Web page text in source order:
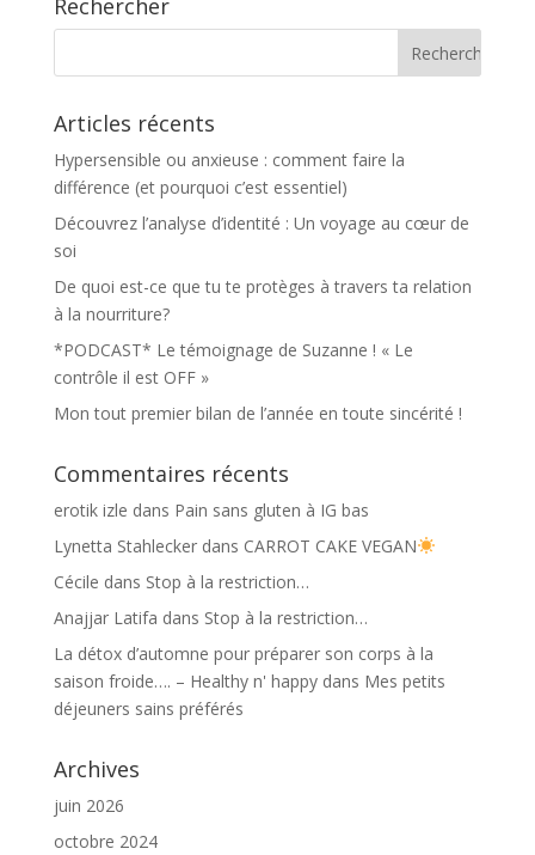
Rechercher
Articles récents
Hypersensible ou anxieuse : comment faire la
différence (et pourquoi c’est essentiel)
Découvrez l’analyse d’identité : Un voyage au cœur de
soi
De quoi est-ce que tu te protèges à travers ta relation
à la nourriture?
*PODCAST* Le témoignage de Suzanne ! « Le
contrôle il est OFF »
Mon tout premier bilan de l’année en toute sincérité !
Commentaires récents
erotik izle dans Pain sans gluten à IG bas
Lynetta Stahleckerdans CARROT CAKE VEGAN
Cécile dans Stop à la restriction…
Anajjar Latifa dans Stop à la restriction…
La détox d’automne pour préparer son corps à la
saison froide…. – Healthy n' happydans Mes petits
déjeuners sains préférés
Archives
juin 2026
octobre 2024